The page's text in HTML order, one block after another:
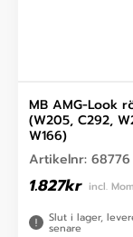
MB AMG-Look
(W205, C292,
W166)
Artikelnr: 68776
1.827kr incl.
Slut i lager,
senare